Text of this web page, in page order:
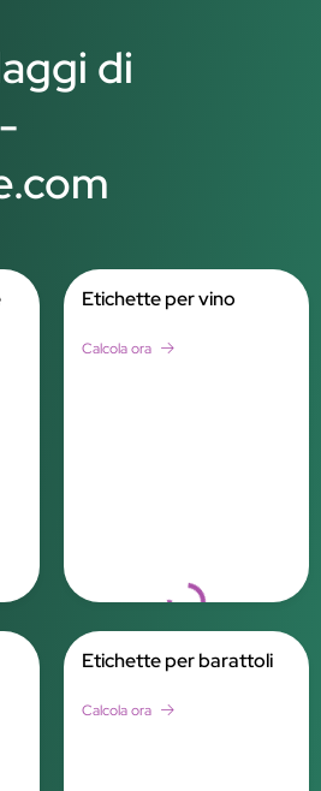
di
Loading...
Etichette per vino
Calcola ora
Etichette per barattoli
Calcola ora